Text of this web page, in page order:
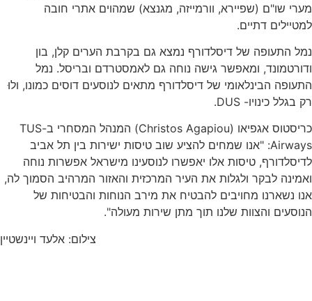
מערי שו"ם (שפיירא, וורמייזה, מגנצא) שמהוים אתרי חובה
למטיילים דתיים.
נמל התעופה של דיסלדורף נמצא גם בקרבת הערים קלן, בון
ודורטמונד, ומאפשר גישה נוחה גם לאמסטרדם ובריסל. נמל
התעופה הבינלאומי של דיסלדורף מתאים לנוסעים דוסים כמונו, ולוּ
רק בגלל כינויו- DUS.
כריסטוס אגפיאו (Christos Agapiou) המנהל המסחרי ב-TUS
Airways: "אנו שמחים להציע שוב טיסות ישירות בין תל אביב
לדיסלדורף, טיסות אלו יאפשרו לנוסעינו מישראל אפשרות נוחה
ואמינה לבקר ולגלות את העיר המרכזית והאזור המרהיב הסמוך לה,
אנו נשארנו מחויבים להבטיח את מירב הנוחות והבטיחות של
הנוסעים והצוות שלנו תוך מתן שירות מעולה".
צילום: אלעד ויינשטיין